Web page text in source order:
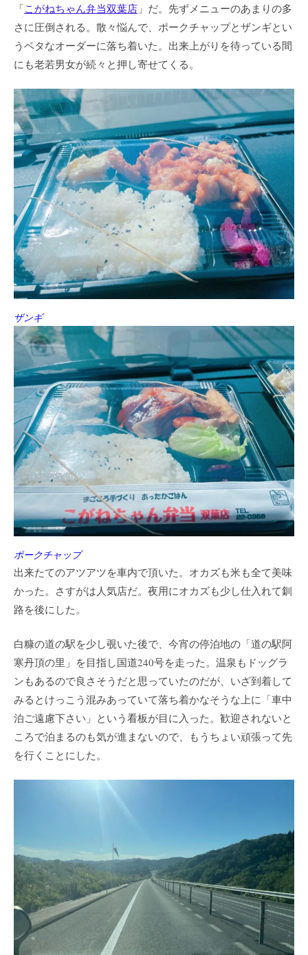
「こがねちゃん弁当双葉店 」だ。先ずメニューのあまりの多
さに圧倒される。散々悩んで、ポークチャップとザンギとい
うベタなオーダーに落ち着いた。出来上がりを待っている間
にも老若男女が続々と押し寄せてくる。
ザンギ
ポークチャップ
出来たてのアツアツを車内で頂いた。オカズも米も全て美味
かった。さすがは人気店だ。夜用にオカズも少し仕入れて釧
路を後にした。
白糠の道の駅を少し覗いた後で、今宵の停泊地の「道の駅阿
寒丹頂の里」を目指し国道240号を走った。温泉もドッグラ
ンもあるので良さそうだと思っていたのだが、いざ到着して
みるとけっこう混みあっていて落ち着かなそうな上に「車中
泊ご遠慮下さい」という看板が目に入った。歓迎されないと
ころで泊まるのも気が進まないので、もうちょい頑張って先
を行くことにした。